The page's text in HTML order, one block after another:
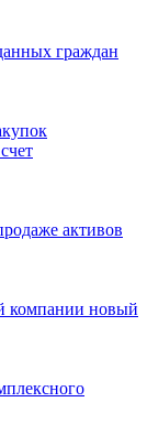
граждан
активов
компании новый